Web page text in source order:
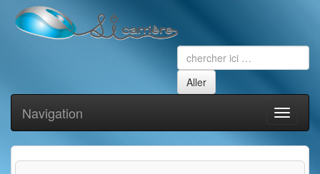
Toggle
Navigation